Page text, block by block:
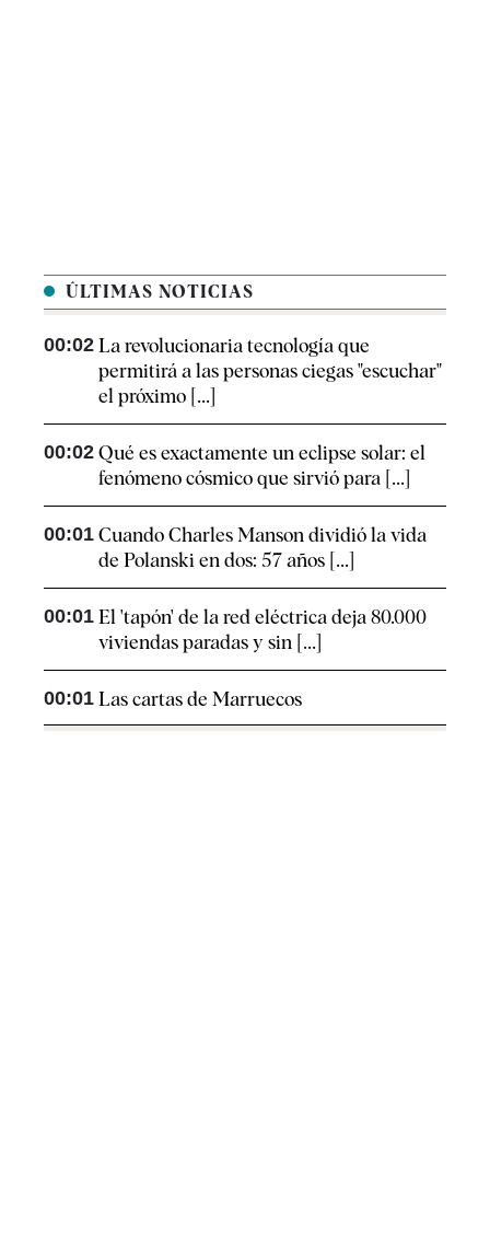
ÚLTIMAS NOTICIAS
00:02 La revolucionaria tecnología que
permitirá a las personas ciegas "escuchar"
el próximo [...]
00:02 Qué es exactamente un eclipse solar: el
fenómeno cósmico que sirvió para [...]
00:01 Cuando Charles Manson dividió la vida
de Polanski en dos: 57 años [...]
00:01 El 'tapón' de la red eléctrica deja 80.000
viviendas paradas y sin [...]
00:01 Las cartas de Marruecos